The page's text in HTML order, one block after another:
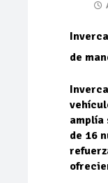
de
de 16